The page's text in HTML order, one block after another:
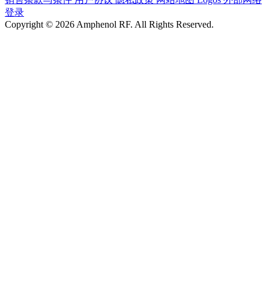
登录
Copyright © 2026 Amphenol RF. All Rights Reserved.